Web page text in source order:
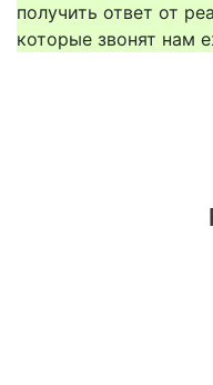
получить ответ от
которые звонят нам